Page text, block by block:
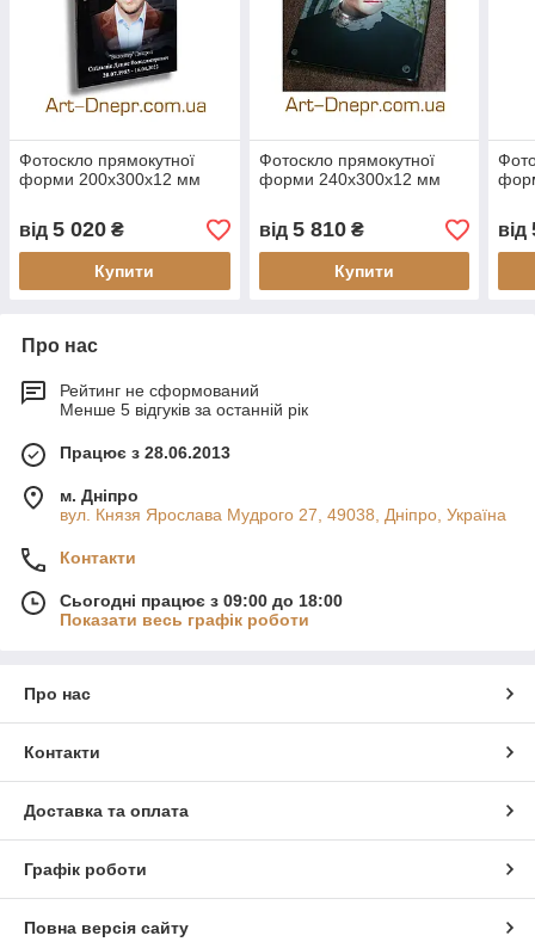
Фотоскло прямокутної
форми 200х300х12 мм
від 5 020 ₴
Купити
Фотоскло прямокутної
форми 240х300х12 мм
від 5 810₴
Купити
від
Про нас
Рейтинг не сформований
Менше 5 відгуків за останній рік
Працює з 28.06.2013
м. Дніпро
вул. Князя Ярослава Мудрого 27, 49038, Дніпро, Україна
Контакти
Сьогодні працює з 09:00 до 18:00
Показати весь графік роботи
Про нас
Контакти
Доставка та оплата
Графік роботи
Повна версія сайту